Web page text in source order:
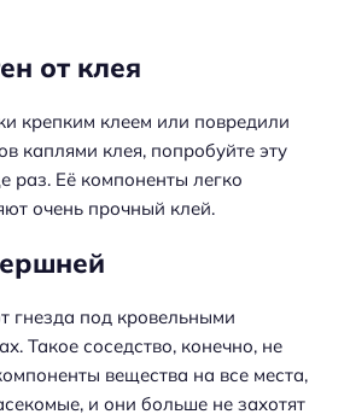
от клея
крепким клеем или повредили
каплями клея, попробуйте эту
раз. Её компоненты легко
очень прочный клей.
гнезда под кровельными
Такое соседство, конечно, не
вещества на все места,
и они больше не захотят